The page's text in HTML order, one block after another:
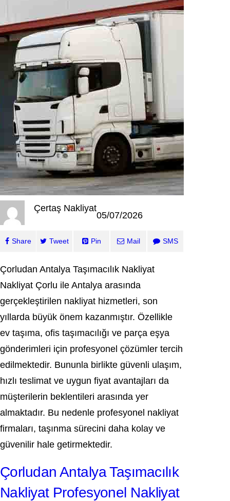
Çertaş Nakliyat
05/07/2026
Share Tweet Pin Mail SMS
Çorludan Antalya Taşımacılık Nakliyat
Nakliyat Çorlu ile Antalya arasında
gerçekleştirilen nakliyat hizmetleri, son
yıllarda büyük önem kazanmıştır. Özellikle
ev taşıma, ofis taşımacılığı ve parça eşya
gönderimleri için profesyonel çözümler tercih
edilmektedir. Bununla birlikte güvenli ulaşım,
hızlı teslimat ve uygun fiyat avantajları da
müşterilerin beklentileri arasında yer
almaktadır. Bu nedenle profesyonel nakliyat
firmaları, taşınma sürecini daha kolay ve
güvenilir hale getirmektedir.
Çorludan Antalya Taşımacılık
Nakliyat Profesyonel Nakliyat